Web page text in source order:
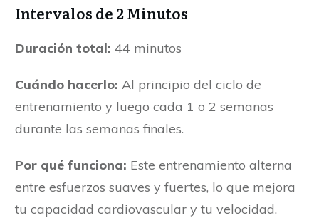
Intervalos de 2 Minutos
Duración total: 44 minutos
Cuándo hacerlo: Al principio del ciclo de
entrenamiento y luego cada 1 o 2 semanas
durante las semanas finales.
Por qué funciona: Este entrenamiento alterna
entre esfuerzos suaves y fuertes, lo que mejora
tu capacidad cardiovascular y tu velocidad.